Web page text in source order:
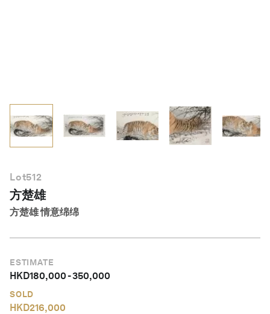
Lot512
方楚雄
方楚雄 情意绵绵
ESTIMATE
HKD180,000-350,000
SOLD
HKD216,000